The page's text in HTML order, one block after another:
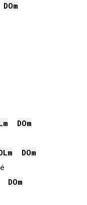
DOm
m DOm
m DOm
DOm